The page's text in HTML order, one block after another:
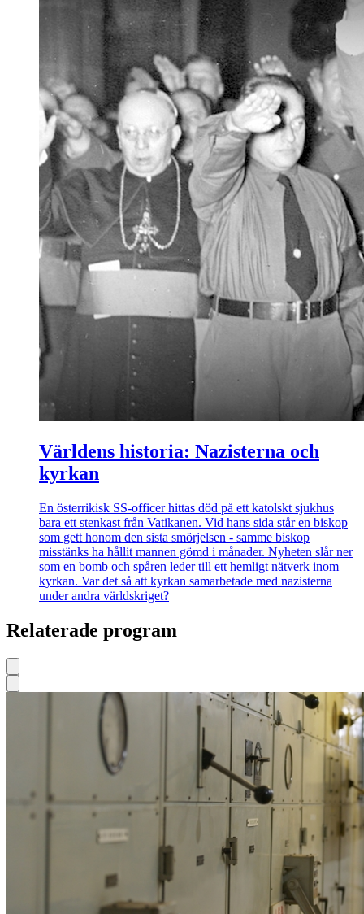
Världens historia: Nazisterna och
kyrkan
En österrikisk SS-officer hittas död på ett katolskt sjukhus
bara ett stenkast från Vatikanen. Vid hans sida står en biskop
som gett honom den sista smörjelsen - samme biskop
misstänks ha hållit mannen gömd i månader. Nyheten slår ner
som en bomb och spåren leder till ett hemligt nätverk inom
kyrkan. Var det så att kyrkan samarbetade med nazisterna
under andra världskriget?
Relaterade program